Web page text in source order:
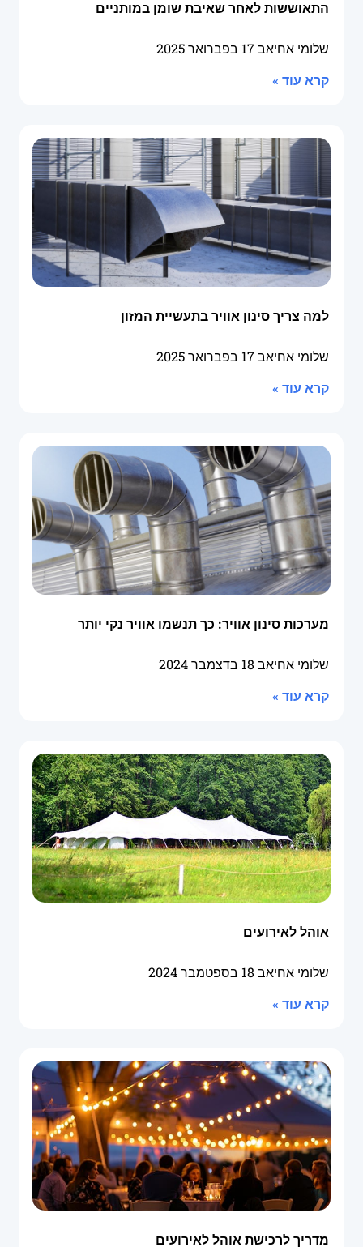
התאוששות לאחר שאיבת שומן במותניים
שלומי אחיאב17 בפברואר 2025
קרא עוד »
למה צריך סינון אוויר בתעשיית המזון
שלומי אחיאב17 בפברואר 2025
קרא עוד »
מערכות סינון אוויר: כך תנשמו אוויר נקי יותר
שלומי אחיאב 18 בדצמבר 2024
קרא עוד »
אוהל לאירועים
שלומי אחיאב 18 בספטמבר 2024
קרא עוד »
מדריך לרכישת אוהל לאירועים